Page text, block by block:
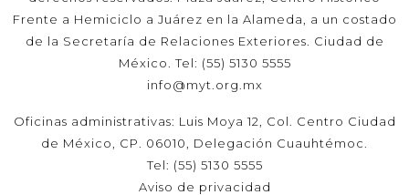
Frente a Hemiciclo a Juárez en la Alameda, a un costado
de la Secretaría de Relaciones Exteriores. Ciudad de
México. Tel: (55) 5130 5555
info@myt.org.mx
Oficinas administrativas: Luis Moya 12, Col. Centro Ciudad
de México, CP. 06010, Delegación Cuauhtémoc.
Tel: (55) 5130 5555
Aviso de privacidad